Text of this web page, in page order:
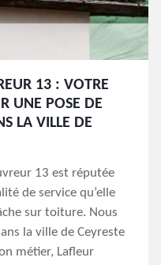
13 : VOTRE
UNE POSE DE
LA VILLE DE
13 est réputée
de service qu’elle
sur toiture. Nous
la ville de Ceyreste
métier, Lafleur